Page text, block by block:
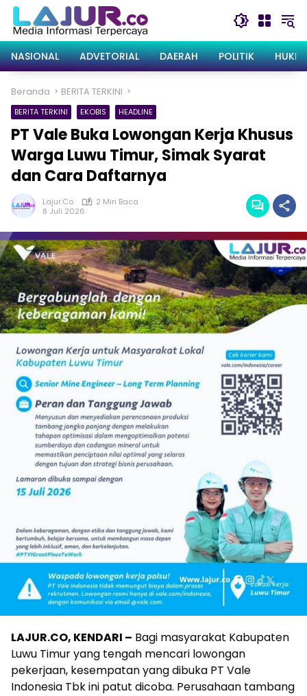
Langsung
konten
NASIONAL
ADVETORIAL DAERAH POLITIK
Beranda BERITA TERKINI
BERITA TERKINI EKOBIS HEADLINE
PT Vale Buka Lowongan Kerja Khusus
Warga Luwu Timur, Simak Syarat
dan Cara Daftarnya
Lajur.co
2 Min Baca
8 Juli 2026
LAJUR.CO, KENDARI – Bagi masyarakat Kabupaten
Luwu Timur yang tengah mencari lowongan
pekerjaan, kesempatan yang dibuka PT Vale
Indonesia Tbk ini patut dicoba. Perusahaan tambang